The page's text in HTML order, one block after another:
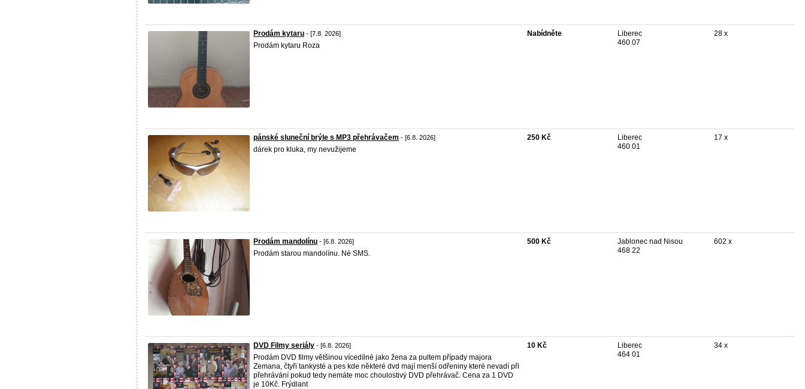
Prodám kytaru - [7.8. 2026]
Prodám kytaru Roza
Nabídněte
Liberec
460 07
28 x
pánské sluneční brýle s MP3 přehrávačem - [6.8. 2026]
dárek pro kluka, my nevužijeme
250 Kč
Liberec
460 01
17 x
Prodám mandolínu - [6.8. 2026]
Prodám starou mandolínu. Né SMS.
500 Kč
Jablonec nad Nisou
468 22
602 x
DVD Filmy seriály - [6.8. 2026]
Prodám DVD filmy většinou vícedílné jako žena za pultem případy majora
Zemana, čtyři tankysté a pes kde některé dvd mají menší odřeniny které nevadí při
přehrávání pokud tedy nemáte moc choulostivý DVD přehrávač. Cena za 1 DVD
je 10Kč. Frýdlant
10 Kč
Liberec
464 01
34 x